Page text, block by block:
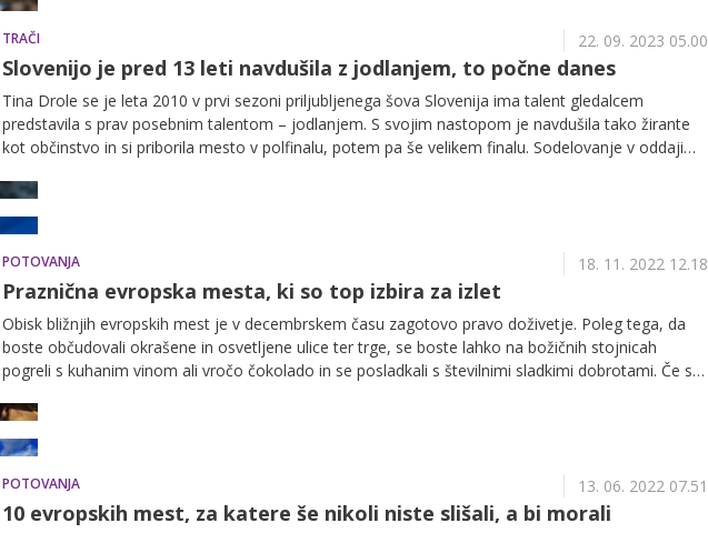
TRAČI 22. 09. 2023 05.00
Slovenijo je pred 13 leti navdušila z jodlanjem, to počne danes
Tina Drole se je leta 2010 v prvi sezoni priljubljenega šova Slovenija ima talent gledalcem
predstavila s prav posebnim talentom – jodlanjem. S svojim nastopom je navdušila tako žirante
kot občinstvo in si priborila mesto v polfinalu, potem pa še velikem finalu. Sodelovanje v oddaji
nadaljevanju.
POTOVANJA 18. 11. 2022 12.18
Praznična evropska mesta, ki so top izbira za izlet
Obisk bližnjih evropskih mest je v decembrskem času zagotovo pravo doživetje. Poleg tega, da
boste občudovali okrašene in osvetljene ulice ter trge, se boste lahko na božičnih stojnicah
pogreli s kuhanim vinom ali vročo čokolado in se posladkali s številnimi sladkimi dobrotami. Če se
bližnje mesto obiskati, smo v nadaljevanju zbrali nekaj predlogov.
POTOVANJA 13. 06. 2022 07.51
10 evropskih mest, za katere še nikoli niste slišali, a bi morali